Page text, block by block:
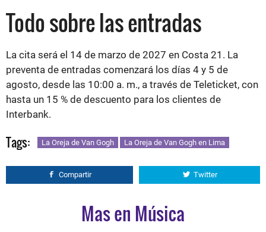
Todo sobre las entradas
La cita será el 14 de marzo de 2027 en Costa 21. La
preventa de entradas comenzará los días 4 y 5 de
agosto, desde las 10:00 a. m., a través de Teleticket, con
hasta un 15 % de descuento para los clientes de
Interbank.
Tags: La Oreja de Van Gogh La Oreja de Van Gogh en Lima
Compartir Twitter
Mas en Música